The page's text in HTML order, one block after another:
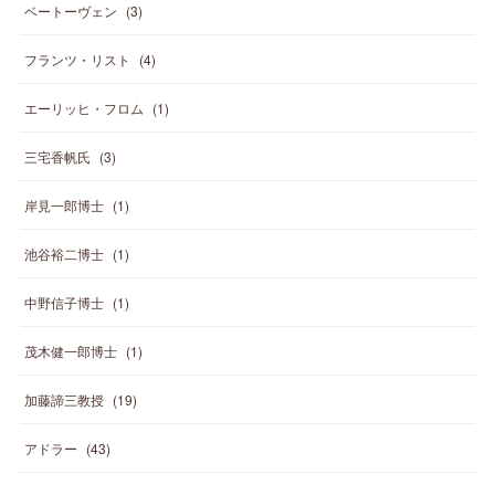
ベートーヴェン (3)
フランツ・リスト (4)
エーリッヒ・フロム (1)
三宅香帆氏 (3)
岸見一郎博士 (1)
池谷裕二博士 (1)
中野信子博士 (1)
茂木健一郎博士 (1)
加藤諦三教授 (19)
アドラー (43)